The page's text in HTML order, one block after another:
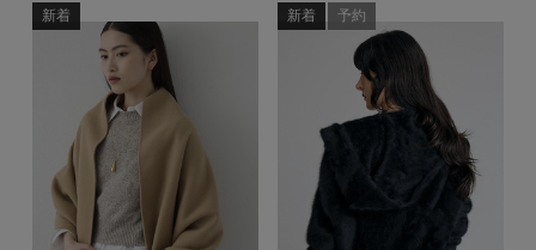
ルームウェア・パジャマ
ボストンバッグ
スーツケース
グローブ
レッグウェア
ポーチ
アンクレット
チャーム
水着・スイムウェア
NEW IN BRAND
BRAND NEWS
HOT STYLE
新着 新着 予約